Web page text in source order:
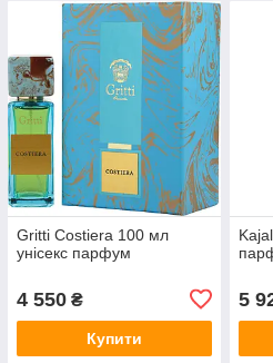
Gritti Costiera 100 мл
унісекс парфум
4 550₴
Купити
5